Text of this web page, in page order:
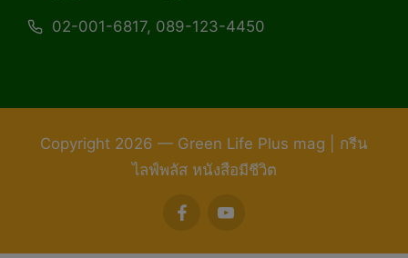
02-001-6817, 089-123-4450
Copyright 2026 — Green Life Plus mag | กรีน
ไลฟ์พลัส หนังสือมีชีวิต
facebookyoutube